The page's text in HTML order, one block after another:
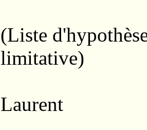
(Liste
limitative)
Laurent